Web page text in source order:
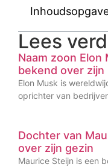
Lees
Naam zoon
bekend over zijn
Elon Musk is
oprichter van
Dochter van
over zijn gezin
Maurice Steijn is een